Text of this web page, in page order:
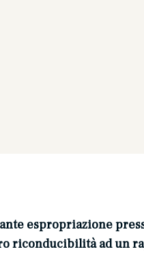
espropriazione
riconducibilità ad un